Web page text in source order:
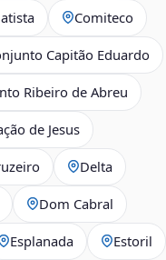
Comiteco
Capitão Eduardo
Ribeiro de Abreu
de Jesus
Delta
Dom Cabral
Esplanada Estoril